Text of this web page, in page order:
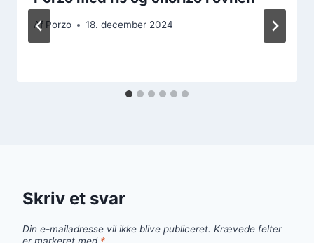
Af Porzo 18. december 2024
Skriv et svar
Din e-mailadresse vil ikke blive publiceret. Krævede felter